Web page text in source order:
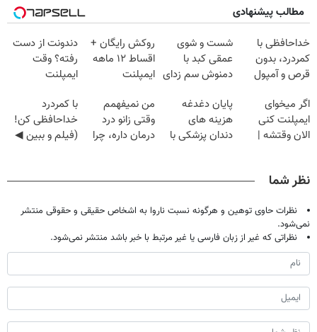
مطالب پیشنهادی
خداحافظی با
کمردرد، بدون
قرص و آمپول
شست و شوی
عمقی کبد با
دمنوش سم زدای
روکش رایگان +
اقساط ۱۲ ماهه
ایمپلنت
دندونت از دست
رفته؟ وقت
ایمپلنت
اگر میخوای
ایمپلنت کنی
الان وقتشه |
پایان دغدغه
هزینه های
دندان پزشکی با
من نمیفهمم
وقتی زانو درد
درمان داره، چرا
با کمردرد
خداحافظی کن!
(فیلم و ببین ◀
نظر شما
نظرات حاوی توهین و هرگونه نسبت ناروا به اشخاص حقیقی و حقوقی منتشر
نمی‌شود.
نظراتی که غیر از زبان فارسی یا غیر مرتبط با خبر باشد منتشر نمی‌شود.